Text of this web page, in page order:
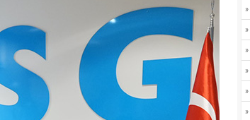
»
»
»
»
»
»